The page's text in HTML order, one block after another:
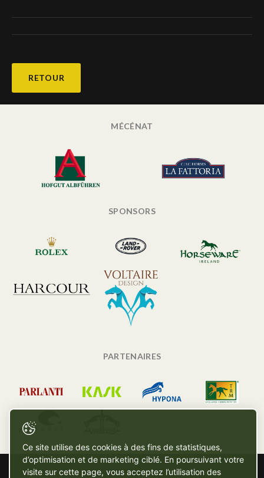
RETOUR
MÉCÉNAT
SPONSORS
PARTENAIRES
Ce site utilise des cookies à des fins de statistiques,
d’optimisation et de marketing ciblé. En poursuivant votre
visite sur cette page, vous acceptez l’utilisation des